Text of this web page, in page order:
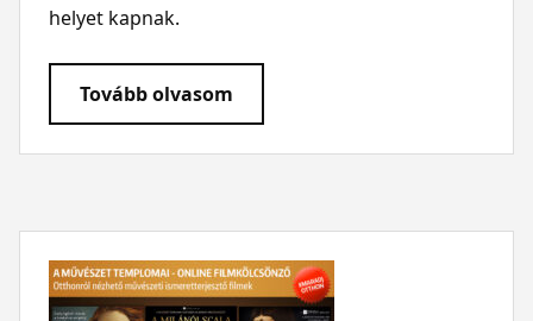
helyet kapnak.
Tovább olvasom